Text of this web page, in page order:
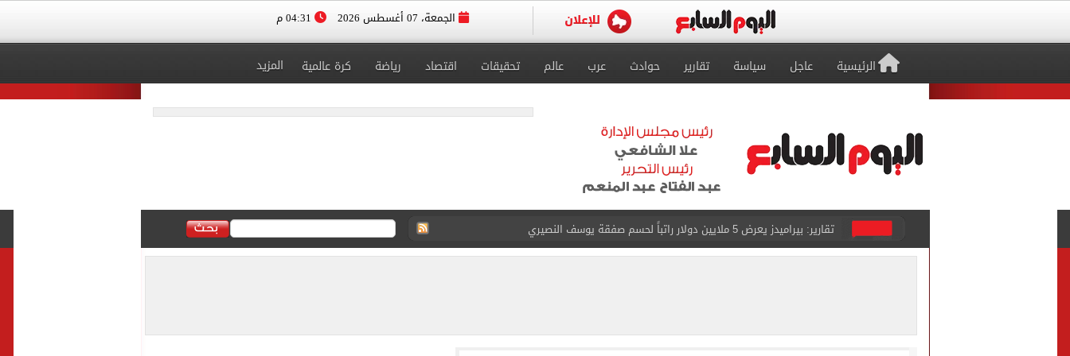
الجمعة، 07 أغسطس 2026
الرئيسية عاجل سياسة تقارير حوادث عرب عالم تحقيقات اقتصاد رياضة كرة عالمية المزيد
تقارير: بيراميدز يعرض 5 ملايين دولار راتباً لحسم صفقة يوسف النصيري
هل يتغير رقم الجلوس فى امتحانات الدور الثانى للثانوية العامة؟.. التعليم توضح
رابطة الأندية تكشف جدول مواعيد مباريات الدوري.. تعديل التوقيتات فى رمضان